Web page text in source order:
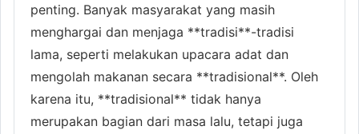
penting. Banyak masyarakat yang masih
menghargai dan menjaga **tradisi**-tradisi
lama, seperti melakukan upacara adat dan
mengolah makanan secara **tradisional**. Oleh
karena itu, **tradisional** tidak hanya
merupakan bagian dari masa lalu, tetapi juga